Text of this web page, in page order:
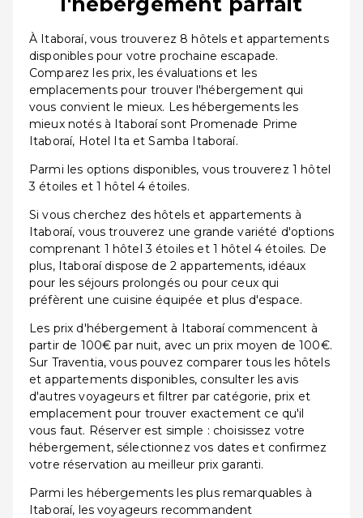
À Itaboraí, vous trouverez 8 hôtels et appartements
disponibles pour votre prochaine escapade.
Comparez les prix, les évaluations et les
emplacements pour trouver l'hébergement qui
vous convient le mieux. Les hébergements les
mieux notés à Itaboraí sont Promenade Prime
Itaboraí, Hotel Ita et Samba Itaboraí.
Parmi les options disponibles, vous trouverez 1 hôtel
3 étoiles et 1 hôtel 4 étoiles.
Si vous cherchez des hôtels et appartements à
Itaboraí, vous trouverez une grande variété d'options
comprenant 1 hôtel 3 étoiles et 1 hôtel 4 étoiles. De
plus, Itaboraí dispose de 2 appartements, idéaux
pour les séjours prolongés ou pour ceux qui
préfèrent une cuisine équipée et plus d'espace.
Les prix d'hébergement à Itaboraí commencent à
partir de 100€ par nuit, avec un prix moyen de 100€.
Sur Traventia, vous pouvez comparer tous les hôtels
et appartements disponibles, consulter les avis
d'autres voyageurs et filtrer par catégorie, prix et
emplacement pour trouver exactement ce qu'il
vous faut. Réserver est simple : choisissez votre
hébergement, sélectionnez vos dates et confirmez
votre réservation au meilleur prix garanti.
Parmi les hébergements les plus remarquables à
Itaboraí, les voyageurs recommandent